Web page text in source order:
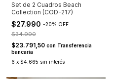
Set de 2 Cuadros Beach
Collection (COD-217)
$27.990 -20% OFF
$34.990
$23.791,50 con Transferencia
bancaria
6 x $4.665 sin interés